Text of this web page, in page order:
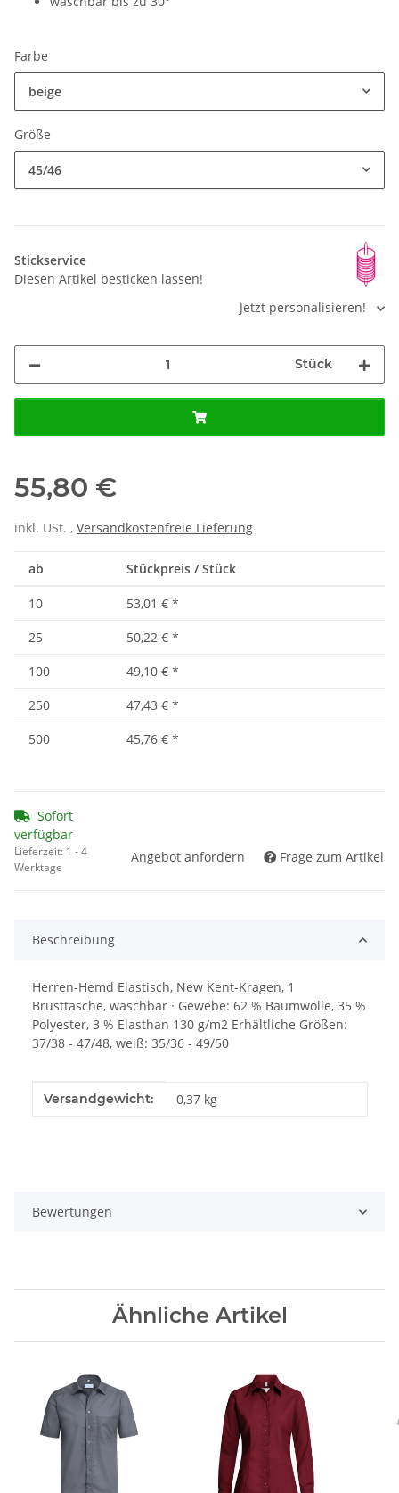
Farbe
beige
Größe
45/46
Stickservice
Diesen Artikel besticken lassen!
Jetzt personalisieren!
Stück
55,80 €
inkl. USt. , Versandkostenfreie Lieferung
ab Stückpreis / Stück
10 53,01 € *
25
50,22 € *
100
49,10 € *
250
47,43 € *
500
45,76 € *
Sofort
verfügbar
Lieferzeit: 1 - 4
Werktage
Angebot anfordern Frage zum Artikel
Beschreibung
Herren-Hemd Elastisch, New Kent-Kragen, 1
Brusttasche, waschbar · Gewebe: 62 % Baumwolle, 35 %
Polyester, 3 % Elasthan 130 g/m2 Erhältliche Größen:
37/38 - 47/48, weiß: 35/36 - 49/50
Produkteigenschaft
Wert
Versandgewicht: 0,37 kg
Bewertungen
Ähnliche Artikel